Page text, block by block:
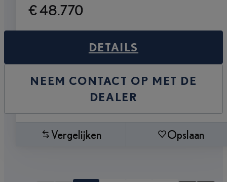
€ 48.770
DETAILS
NEEM CONTACT OP MET DE
DEALER
Vergelijken Opslaan